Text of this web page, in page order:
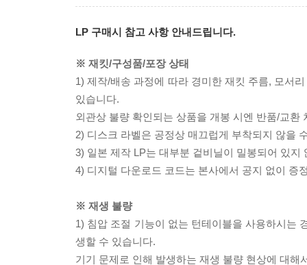
LP 구매시 참고 사항 안내드립니다.
※ 재킷/구성품/포장 상태
1) 제작/배송 과정에 따라 경미한 재킷 주름, 모서
있습니다.
외관상 불량 확인되는 상품을 개봉 시엔 반품/교환
2) 디스크 라벨은 공정상 매끄럽게 부착되지 않을
3) 일본 제작 LP는 대부분 겉비닐이 밀봉되어 있지
4) 디지털 다운로드 코드는 본사에서 공지 없이 증
※ 재생 불량
1) 침압 조절 기능이 없는 턴테이블을 사용하시는
생할 수 있습니다.
기기 문제로 인해 발생하는 재생 불량 현상에 대